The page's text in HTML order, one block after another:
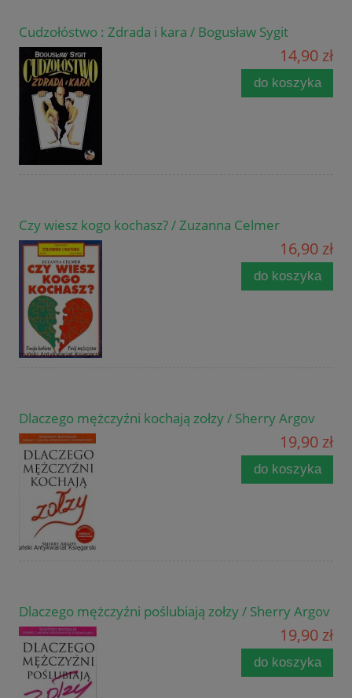
Cudzołóstwo : Zdrada i kara / Bogusław Sygit
14,90 zł
do koszyka
Czy wiesz kogo kochasz? / Zuzanna Celmer
16,90 zł
do koszyka
Dlaczego mężczyźni kochają zołzy / Sherry Argov
19,90 zł
do koszyka
Dlaczego mężczyźni poślubiają zołzy / Sherry Argov
19,90 zł
do koszyka